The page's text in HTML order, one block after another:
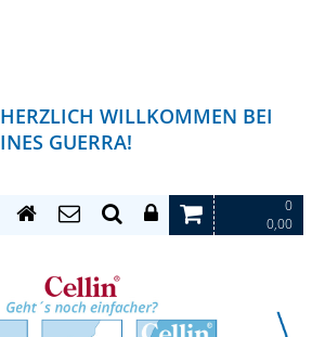
HERZLICH WILLKOMMEN BEI
INES GUERRA!
0
0,00